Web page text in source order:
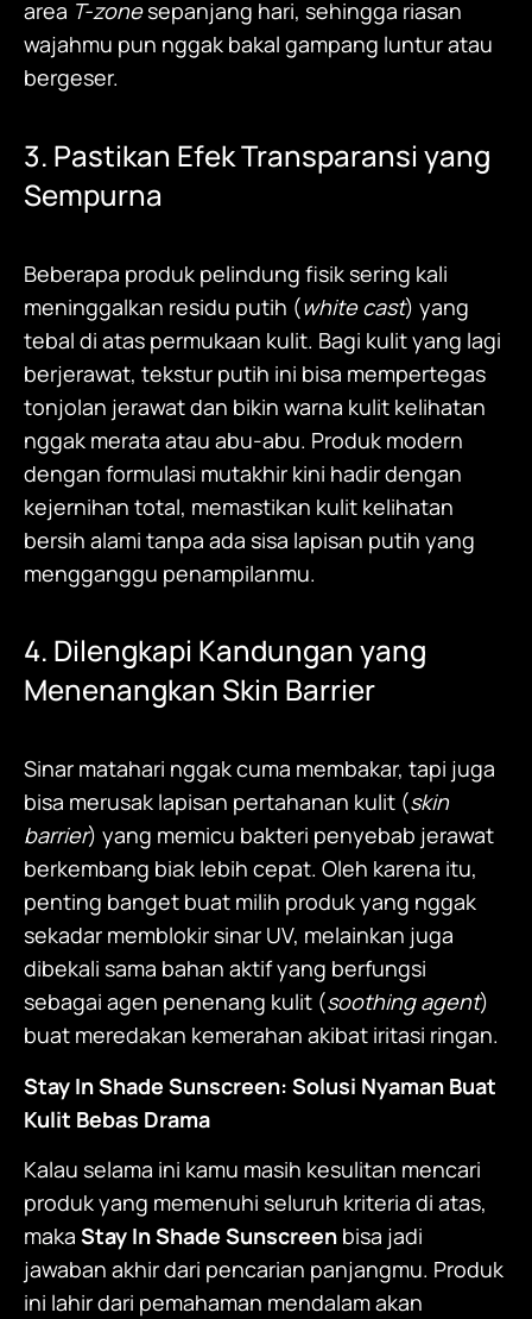
area T-zonesepanjang hari, sehingga riasan
wajahmu pun nggak bakal gampang luntur atau
bergeser.
3. Pastikan Efek Transparansi yang
Sempurna
Beberapa produk pelindung fisik sering kali
meninggalkan residu putih (white cast) yang
tebal di atas permukaan kulit. Bagi kulit yang lagi
berjerawat, tekstur putih ini bisa mempertegas
tonjolan jerawat dan bikin warna kulit kelihatan
nggak merata atau abu-abu. Produk modern
dengan formulasi mutakhir kini hadir dengan
kejernihan total, memastikan kulit kelihatan
bersih alami tanpa ada sisa lapisan putih yang
mengganggu penampilanmu.
4. Dilengkapi Kandungan yang
Menenangkan Skin Barrier
Sinar matahari nggak cuma membakar, tapi juga
bisa merusak lapisan pertahanan kulit (skin
barrier) yang memicu bakteri penyebab jerawat
berkembang biak lebih cepat. Oleh karena itu,
penting banget buat milih produk yang nggak
sekadar memblokir sinar UV, melainkan juga
dibekali sama bahan aktif yang berfungsi
sebagai agen penenang kulit (soothing agent)
buat meredakan kemerahan akibat iritasi ringan.
Stay In Shade Sunscreen: Solusi Nyaman Buat
Kulit Bebas Drama
Kalau selama ini kamu masih kesulitan mencari
produk yang memenuhi seluruh kriteria di atas,
maka Stay In Shade Sunscreen bisa jadi
jawaban akhir dari pencarian panjangmu. Produk
ini lahir dari pemahaman mendalam akan